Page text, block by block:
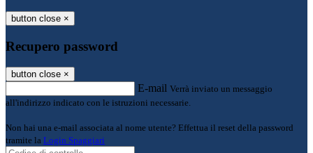
button close ×
Recupero password
button close ×
E-mail Verrà inviato un messaggio
all'indirizzo indicato con le istruzioni necessarie.
Non hai una e-mail associata al nome utente? Effettua il reset della password
tramite la Login Spaggiari